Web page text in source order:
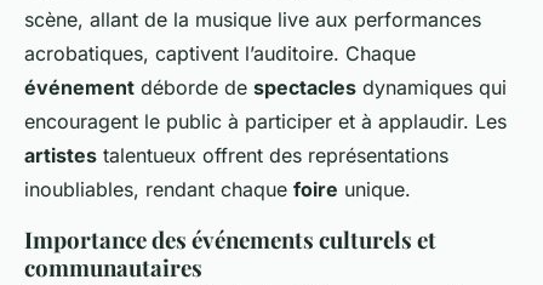
scène, allant de la musique live aux performances
acrobatiques, captivent l’auditoire. Chaque
événement déborde de spectacles dynamiques qui
encouragent le public à participer et à applaudir. Les
artistes talentueux offrent des représentations
inoubliables, rendant chaque foire unique.
Importance des événements culturels et
communautaires